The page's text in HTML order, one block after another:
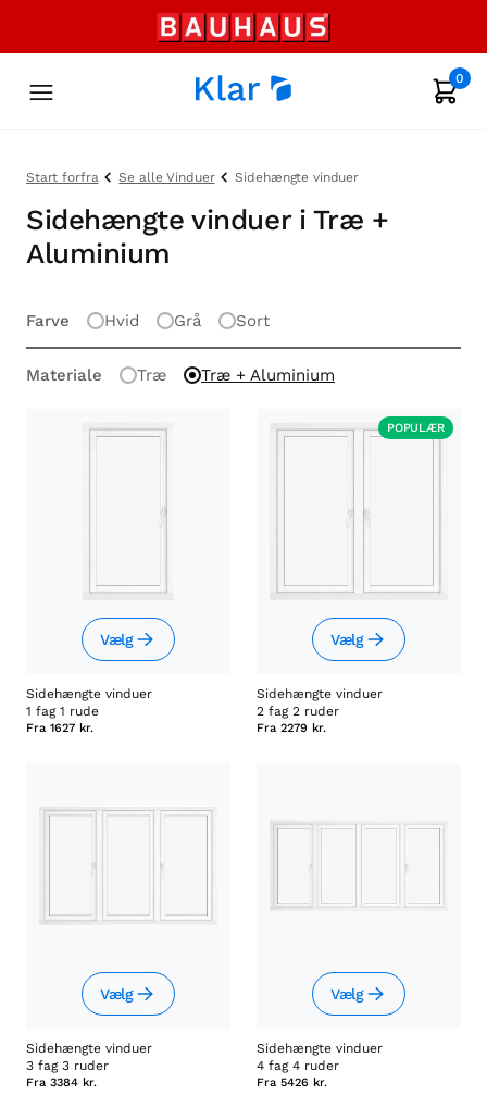
0
Start forfra Se alle Vinduer Sidehængte vinduer
Sidehængte vinduer i Træ +
Aluminium
Farve Hvid Grå Sort
Materiale Træ Træ + Aluminium
Vælg
Sidehængte vinduer
1 fag 1 rude
Fra 1627 kr.
POPULÆR
Vælg
Sidehængte vinduer
2 fag 2 ruder
Fra 2279 kr.
Vælg
Sidehængte vinduer
3 fag 3 ruder
Fra 3384 kr.
Vælg
Sidehængte vinduer
4 fag 4 ruder
Fra 5426 kr.